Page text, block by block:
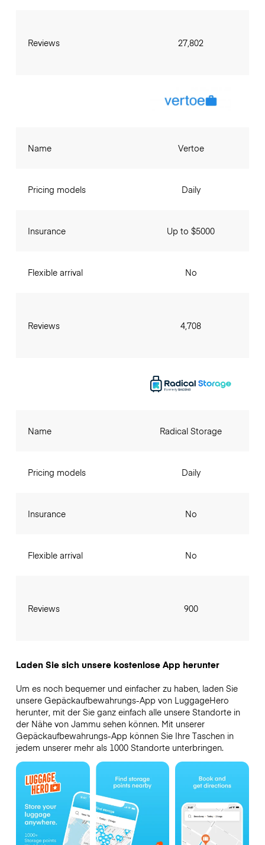
Reviews 27,802
Name
Pricing models
Insurance
Flexible arrival
Reviews
Vertoe
Daily
Up to $5000
No
4,708
Name
Pricing models
Insurance
Flexible arrival
Reviews
Radical Storage
Daily
No
No
900
Laden Sie sich unsere kostenlose App herunter
Um es noch bequemer und einfacher zu haben, laden Sie
unsere Gepäckaufbewahrungs-App von LuggageHero
herunter, mit der Sie ganz einfach alle unsere Standorte in
der Nähe von Jammu sehen können. Mit unserer
Gepäckaufbewahrungs-App können Sie Ihre Taschen in
jedem unserer mehr als 1000 Standorte unterbringen.